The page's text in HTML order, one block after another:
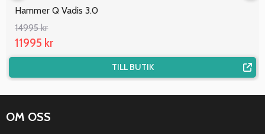
Hammer Q Vadis 3.0
14995 kr
11995 kr
TILL BUTIK
OM OSS